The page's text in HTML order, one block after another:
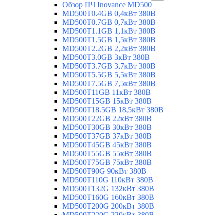
Обзор ПЧ Inovance MD500
MD500T0.4GB 0,4кВт 380В
MD500T0.7GB 0,7кВт 380В
MD500T1.1GB 1,1кВт 380В
MD500T1.5GB 1,5кВт 380В
MD500T2.2GB 2,2кВт 380В
MD500T3.0GB 3кВт 380В
MD500T3.7GB 3,7кВт 380В
MD500T5.5GB 5,5кВт 380В
MD500T7.5GB 7,5кВт 380В
MD500T11GB 11кВт 380В
MD500T15GB 15кВт 380В
MD500T18.5GB 18,5кВт 380В
MD500T22GB 22кВт 380В
MD500T30GB 30кВт 380В
MD500T37GB 37кВт 380В
MD500T45GB 45кВт 380В
MD500T55GB 55кВт 380В
MD500T75GB 75кВт 380В
MD500T90G 90кВт 380В
MD500T110G 110кВт 380В
MD500T132G 132кВт 380В
MD500T160G 160кВт 380В
MD500T200G 200кВт 380В